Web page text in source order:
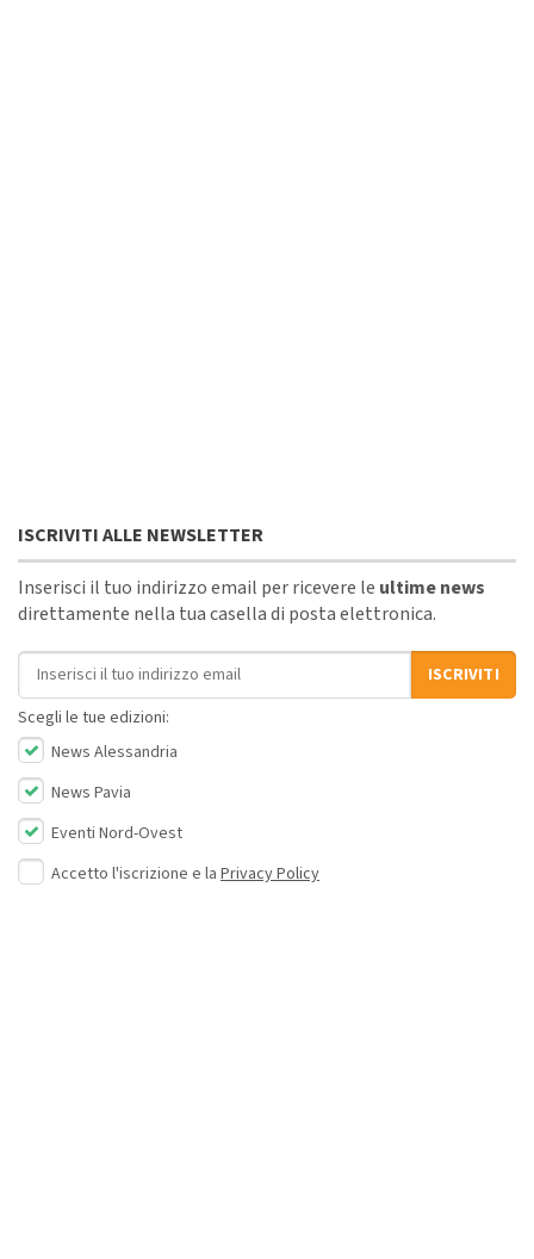
ISCRIVITI ALLE NEWSLETTER
Inserisci il tuo indirizzo email per ricevere le ultime news
direttamente nella tua casella di posta elettronica.
Indirizzo email
ISCRIVITI
Scegli le tue edizioni:
News Alessandria
News Pavia
Eventi Nord-Ovest
Accetto l'iscrizione e la Privacy Policy